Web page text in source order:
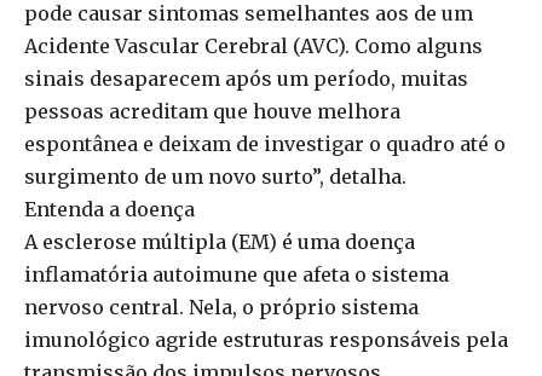
pode causar sintomas semelhantes aos de um
Acidente Vascular Cerebral (AVC). Como alguns
sinais desaparecem após um período, muitas
pessoas acreditam que houve melhora
espontânea e deixam de investigar o quadro até o
surgimento de um novo surto”, detalha.
Entenda a doença
A esclerose múltipla (EM) é uma doença
inflamatória autoimune que afeta o sistema
nervoso central. Nela, o próprio sistema
imunológico agride estruturas responsáveis pela